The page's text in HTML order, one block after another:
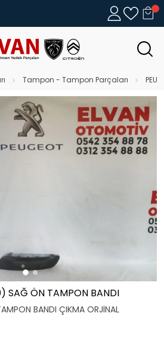
Tampon - Tampon Parçaları
SAĞ ÖN TAMPON BANDI
BANDI ÇIKMA ORJİNAL